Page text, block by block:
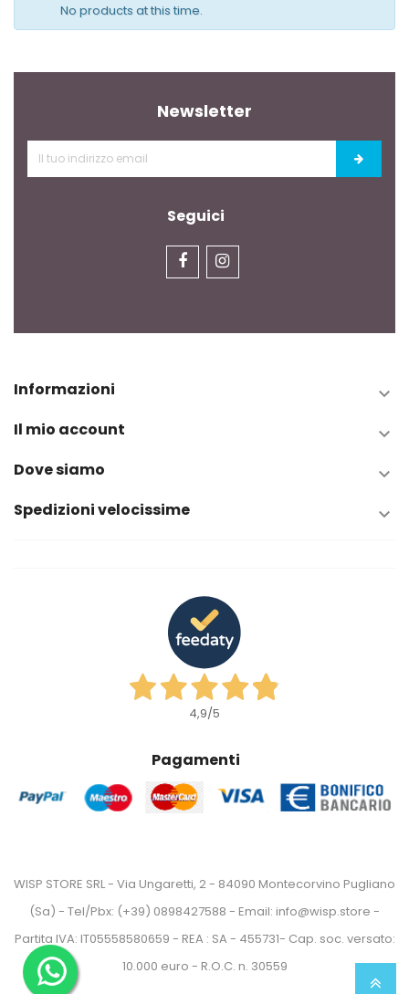
No products at this time.
Newsletter
Seguici
Informazioni 
Il mio account 
Dove siamo 
Spedizioni velocissime 
4,9/5
Pagamenti
WISP STORE SRL - Via Ungaretti, 2 - 84090 Montecorvino Pugliano
(Sa) - Tel/Pbx: (+39) 0898427588 - Email: info@wisp.store -
Partita IVA: IT05558580659 - REA : SA - 455731- Cap. soc. versato:
10.000 euro - R.O.C. n. 30559